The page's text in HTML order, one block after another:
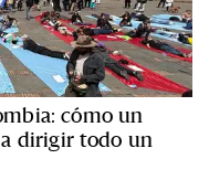
cómo un
dirigir todo un